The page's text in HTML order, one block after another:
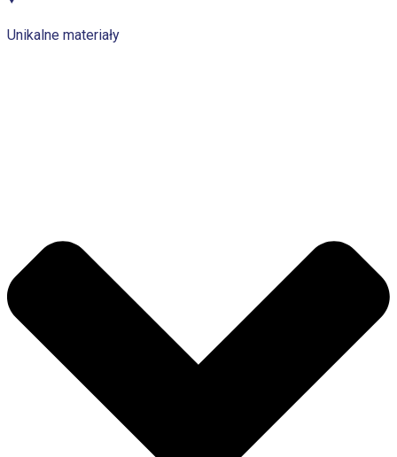
Unikalne materiały